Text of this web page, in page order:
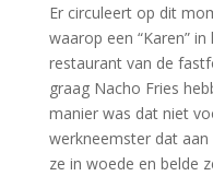
Er circuleert op dit
waarop een “Karen”
restaurant van de
graag Nacho Fries
manier was dat niet
werkneemster dat
ze in woede en belde